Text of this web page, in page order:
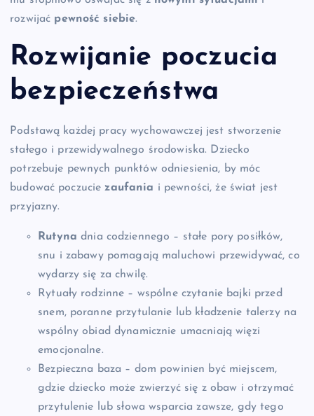
rozwijać pewność siebie.
Rozwijanie poczucia
bezpieczeństwa
Podstawą każdej pracy wychowawczej jest stworzenie
stałego i przewidywalnego środowiska. Dziecko
potrzebuje pewnych punktów odniesienia, by móc
budować poczuciezaufania i pewności, że świat jest
przyjazny.
Rutyna dnia codziennego – stałe pory posiłków,
snu i zabawy pomagają maluchowi przewidywać, co
wydarzy się za chwilę.
Rytuały rodzinne – wspólne czytanie bajki przed
snem, poranne przytulanie lub kładzenie talerzy na
wspólny obiad dynamicznie umacniają więzi
emocjonalne.
Bezpieczna baza – dom powinien być miejscem,
gdzie dziecko może zwierzyć się z obaw i otrzymać
przytulenie lub słowa wsparcia zawsze, gdy tego